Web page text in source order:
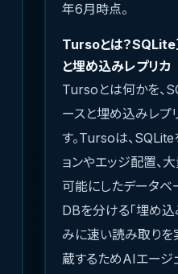
年6月時点。
Tursoとは？SQLite
と埋め込みレプリカ
Tursoとは何かを、
ースと埋め込みレプ
す。Tursoは、SQLite
ョンやエッジ配置、
可能にしたデータベ
DBを分ける「埋め
みに速い読み取りを
蔵するためAIエージ